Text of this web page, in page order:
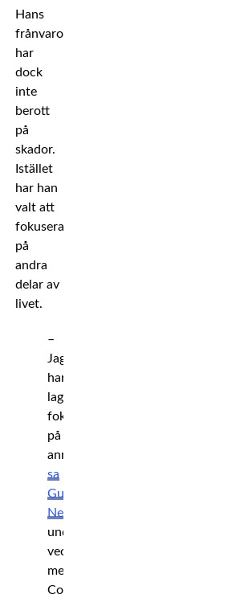
Hans
frånvaro
har
dock
inte
berott
på
skador.
Istället
har han
valt att
fokusera
på
andra
delar av
livet.
–
Jag
har
lagt
fokus
på
annat,
sa
Gunnar
Nelson
under
veckans
mediadag.
Coachat